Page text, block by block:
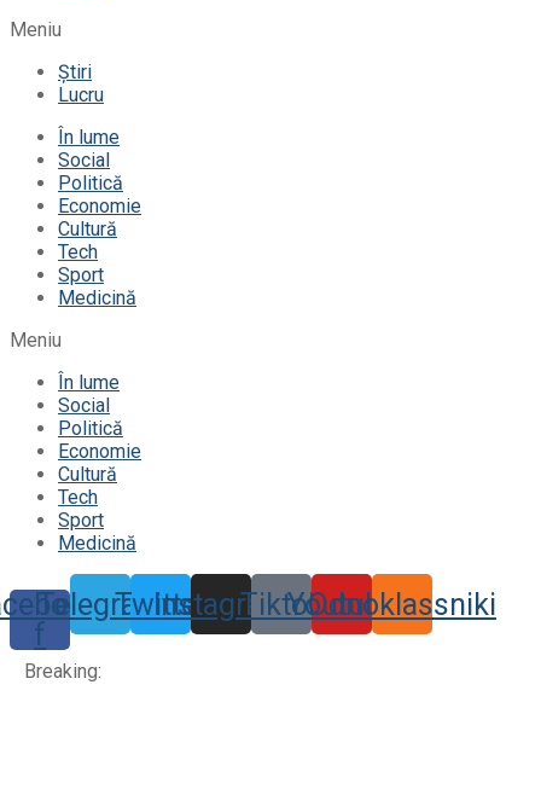
Meniu
Știri
Lucru
În lume
Social
Politică
Economie
Cultură
Tech
Sport
Medicină
Meniu
În lume
Social
Politică
Economie
Cultură
Tech
Sport
Medicină
f
TelegramTwitter
Instagram
TiktokYoutube
Odnoklassniki
Breaking: